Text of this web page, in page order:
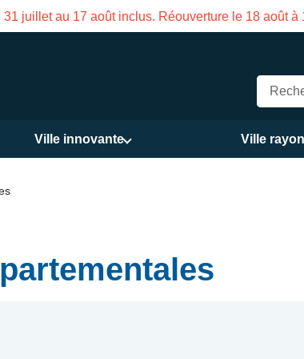
au 17 août inclus. Réouverture le 18 août à
Ville innovante Ville